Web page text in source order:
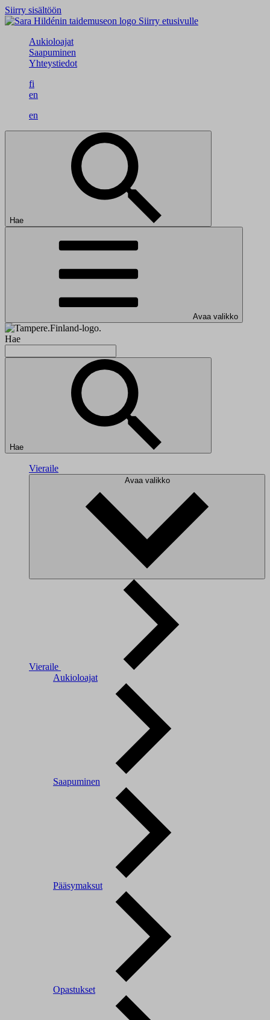
Siirry sisältöön
Siirry etusivulle
Aukioloajat
Saapuminen
Yhteystiedot
fi
en
en
Hae
Avaa valikko
Hae
Hae
Vieraile
Avaa valikko
Vieraile
Aukioloajat
Saapuminen
Pääsymaksut
Opastukset